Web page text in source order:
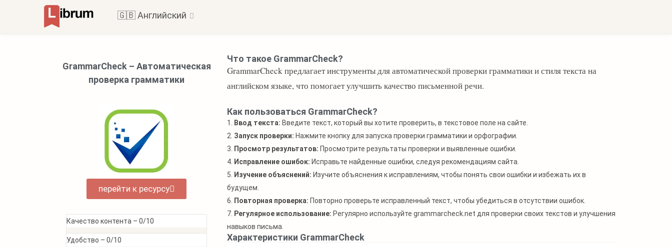
🇬🇧 Английский
GrammarCheck – Автоматическая
проверка грамматики
перейти к ресурсу
Качество контента – 0/10
Удобство – 0/10
Что такое GrammarCheck?
GrammarCheck предлагает инструменты для автоматической проверки грамматики и стиля текста на
английском языке, что помогает улучшить качество письменной речи.
Как пользоваться GrammarCheck?
1. Ввод текста: Введите текст, который вы хотите проверить, в текстовое поле на сайте.
2. Запуск проверки: Нажмите кнопку для запуска проверки грамматики и орфографии.
3.
Просмотр результатов: Просмотрите результаты проверки и выявленные ошибки.
4. Исправление ошибок: Исправьте найденные ошибки, следуя рекомендациям сайта.
5.
Изучение объяснений: Изучите объяснения к исправлениям, чтобы понять свои ошибки и избежать их в
будущем.
6.
Повторная проверка: Повторно проверьте исправленный текст, чтобы убедиться в отсутствии ошибок.
7. Регулярное использование: Регулярно используйте grammarcheck.net для проверки своих текстов и улучшения
навыков письма.
Характеристики GrammarCheck